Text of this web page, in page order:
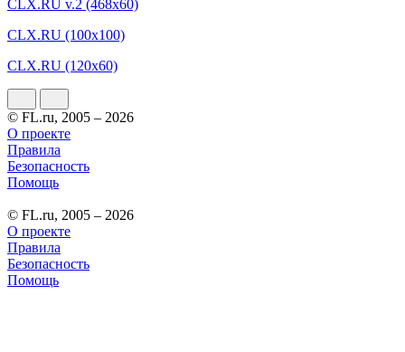
CLX.RU v.2 (468x60)
CLX.RU (100x100)
CLX.RU (120x60)
© FL.ru, 2005 – 2026
О проекте
Правила
Безопасность
Помощь
© FL.ru, 2005 – 2026
О проекте
Правила
Безопасность
Помощь